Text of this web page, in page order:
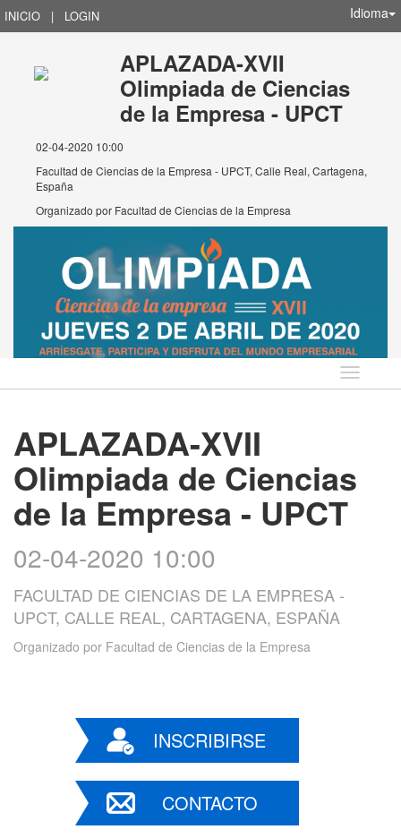
INICIO | LOGIN Idioma
APLAZADA-XVII
Olimpiada de Ciencias
de la Empresa - UPCT
02-04-2020 10:00
Facultad de Ciencias de la Empresa - UPCT, Calle Real, Cartagena,
España
Organizado por Facultad de Ciencias de la Empresa
Idioma
APLAZADA-XVII
Olimpiada de Ciencias
de la Empresa - UPCT
02-04-2020 10:00
FACULTAD DE CIENCIAS DE LA EMPRESA -
UPCT, CALLE REAL, CARTAGENA, ESPAÑA
Organizado por Facultad de Ciencias de la Empresa
INSCRIBIRSE
CONTACTO